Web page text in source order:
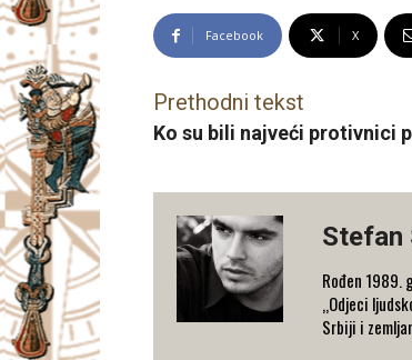
Facebook X
Prethodni tekst
Ko su bili najveći protivnici
Stefan
Rođen 1989.
„Odjeci
Srbiji i